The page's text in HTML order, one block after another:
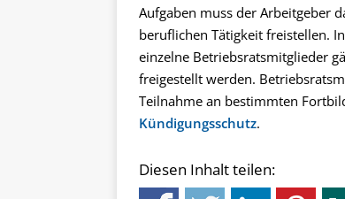
Aufgaben muss der Arbeitgeber
beruflichen Tätigkeit freistellen.
einzelne Betriebsratsmitglieder
freigestellt werden.
Teilnahme an bestimmten
Kündigungsschutz.
Diesen Inhalt teilen: